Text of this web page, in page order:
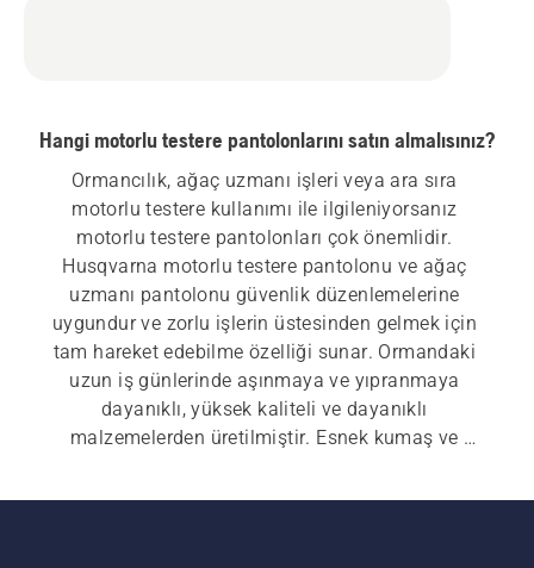
Hangi motorlu testere pantolonlarını satın almalısınız?
Ormancılık, ağaç uzmanı işleri veya ara sıra
motorlu testere kullanımı ile ilgileniyorsanız
motorlu testere pantolonları çok önemlidir.
Husqvarna motorlu testere pantolonu ve ağaç
uzmanı pantolonu güvenlik düzenlemelerine
uygundur ve zorlu işlerin üstesinden gelmek için
tam hareket edebilme özelliği sunar. Ormandaki
uzun iş günlerinde aşınmaya ve yıpranmaya
dayanıklı, yüksek kaliteli ve dayanıklı
malzemelerden üretilmiştir. Esnek kumaş ve
ekstra rahatlık sunarak verimli çalışmanızı